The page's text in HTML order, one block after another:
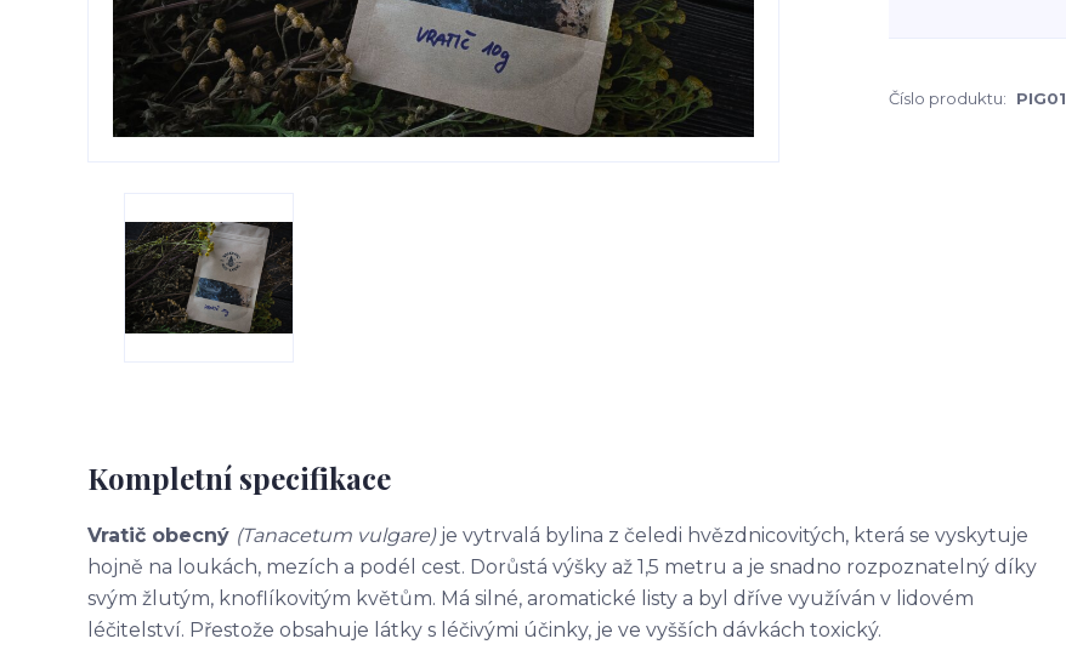
Číslo produktu: PIG01
Kompletní specifikace
Vratič obecný (Tanacetum vulgare)je vytrvalá bylina z čeledi hvězdnicovitých, která se vyskytuje
hojně na loukách, mezích a podél cest. Dorůstá výšky až 1,5 metru a je snadno rozpoznatelný díky
svým žlutým, knoflíkovitým květům. Má silné, aromatické listy a byl dříve využíván v lidovém
léčitelství. Přestože obsahuje látky s léčivými účinky, je ve vyšších dávkách toxický.